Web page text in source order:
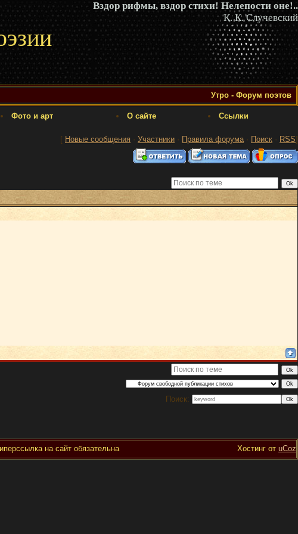
Вздор рифмы, вздор стихи! Нелепости оне!..
К. К. Случевский
Утро - Форум поэтов
Фото и арт О сайте Ссылки
[ Новые сообщения · Участники · Правила форума· Поиск · RSS]
Поиск:
на сайт обязательна Хостинг от uCoz